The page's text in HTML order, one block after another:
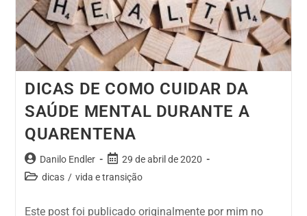
DICAS DE COMO CUIDAR DA
SAÚDE MENTAL DURANTE A
QUARENTENA
Danilo Endler
29 de abril de 2020
dicas / vida e transição
Este post foi publicado originalmente por mim no